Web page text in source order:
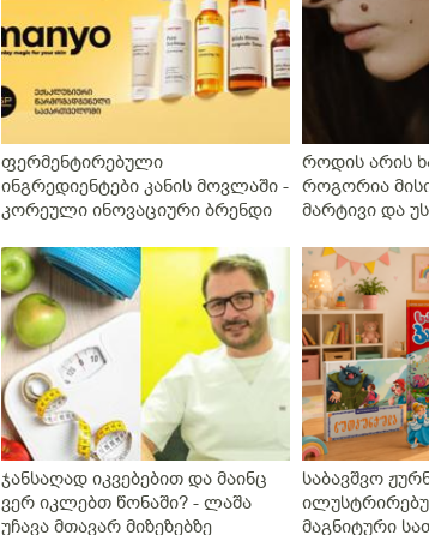
ფერმენტირებული
ინგრედიენტები კანის მოვლაში -
კორეული ინოვაციური ბრენდი
როდის არის
როგორია
მარტივი და
ჯანსაღად იკვებებით და მაინც
ვერ იკლებთ წონაში? - ლაშა
უჩავა მთავარ მიზეზებზე
საბავშვო
მაგნიტური